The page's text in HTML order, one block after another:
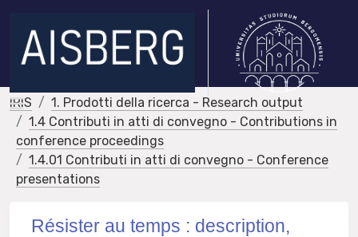
IRIS
1. Prodotti della ricerca - Research output
1.4 Contributi in atti di convegno - Contributions in
conference proceedings
1.4.01 Contributi in atti di convegno - Conference
presentations
Résister au temps : description,